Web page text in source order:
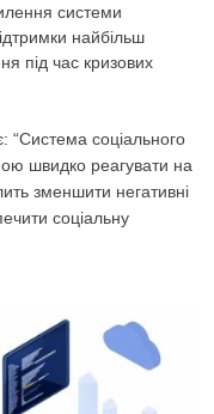
системи
найбільш
під час кризових
“Система соціального
швидко реагувати на
зменшити негативні
соціальну